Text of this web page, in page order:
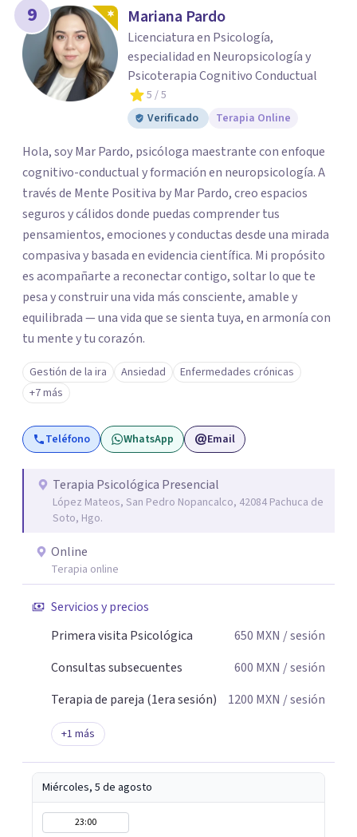
9 Mariana Pardo
Licenciatura en Psicología,
especialidad en Neuropsicología y
Psicoterapia Cognitivo Conductual
5 / 5
Verificado
Terapia Online
Hola, soy Mar Pardo, psicóloga maestrante con enfoque
cognitivo-conductual y formación en neuropsicología. A
través de Mente Positiva by Mar Pardo, creo espacios
seguros y cálidos donde puedas comprender tus
pensamientos, emociones y conductas desde una mirada
compasiva y basada en evidencia científica. Mi propósito
es acompañarte a reconectar contigo, soltar lo que te
pesa y construir una vida más consciente, amable y
equilibrada — una vida que se sienta tuya, en armonía con
tu mente y tu corazón.
Gestión de la ira Ansiedad
Enfermedades crónicas
+7 más
Teléfono WhatsApp Email
Terapia Psicológica Presencial
López Mateos, San Pedro Nopancalco, 42084 Pachuca de
Soto, Hgo.
Online
Terapia online
Servicios y precios
Primera visita Psicológica
650 MXN / sesión
Consultas subsecuentes
600 MXN / sesión
Terapia de pareja (1era sesión)
1200 MXN / sesión
+1 más
Miércoles, 5 de agosto
23:00